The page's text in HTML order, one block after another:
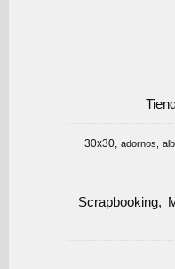
30x30 adornos
Scrapbooking